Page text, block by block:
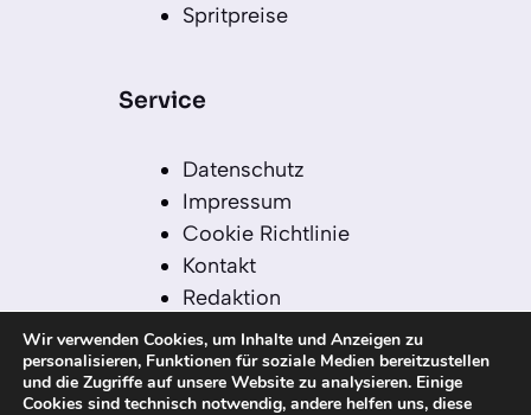
Spritpreise
Service
Datenschutz
Impressum
Cookie Richtlinie
Kontakt
Redaktion
Redaktionelle Leitlinien
Sitemap
Einsatz von KI in der
Wir verwenden Cookies, um Inhalte und Anzeigen zu
personalisieren, Funktionen für soziale Medien bereitzustellen
und die Zugriffe auf unsere Website zu analysieren. Einige
Cookies sind technisch notwendig, andere helfen uns, diese